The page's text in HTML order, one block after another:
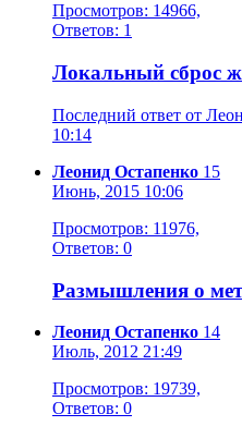
Просмотров: 14966,
Ответов: 1
Локальный сброс
Последний ответ от
10:14
Леонид Остапенко 15
Июнь, 2015 10:06
Просмотров: 11976,
Ответов: 0
Размышления о
Леонид Остапенко 14
Июль, 2012 21:49
Просмотров: 19739,
Ответов: 0